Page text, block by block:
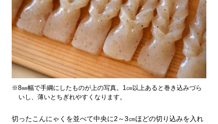
※8㎜幅で手綱にしたものが上の写真。1㎝以上あると巻き込みづら
いし、薄いとちぎれやすくなります。
切ったこんにゃくを並べて中央に2～3㎝ほどの切り込みを入れ